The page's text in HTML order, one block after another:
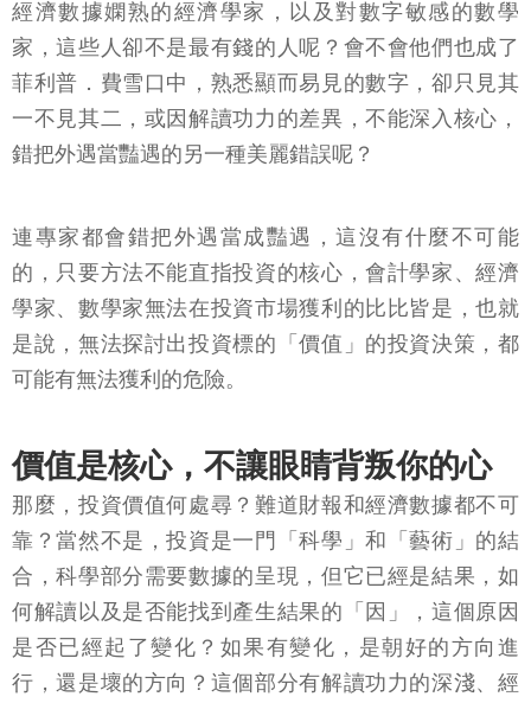
經濟數據嫻熟的經濟學家，以及對數字敏感的數學
家，這些人卻不是最有錢的人呢？會不會他們也成了
菲利普．費雪口中，熟悉顯而易見的數字，卻只見其
一不見其二，或因解讀功力的差異，不能深入核心，
錯把外遇當豔遇的另一種美麗錯誤呢？
連專家都會錯把外遇當成豔遇，這沒有什麼不可能
的，只要方法不能直指投資的核心，會計學家、經濟
學家、數學家無法在投資市場獲利的比比皆是，也就
是說，無法探討出投資標的「價值」的投資決策，都
可能有無法獲利的危險。
價值是核心，不讓眼睛背叛你的心
那麼，投資價值何處尋？難道財報和經濟數據都不可
靠？當然不是，投資是一門「科學」和「藝術」的結
合，科學部分需要數據的呈現，但它已經是結果，如
何解讀以及是否能找到產生結果的「因」，這個原因
是否已經起了變化？如果有變化，是朝好的方向進
行，還是壞的方向？這個部分有解讀功力的深淺、經